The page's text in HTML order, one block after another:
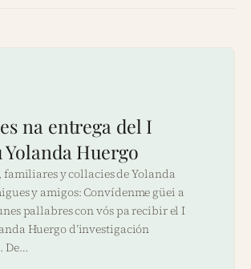
na entrega del I
Huergo
y collacies de Yolanda
y amigos: Convídenme güei a
pallabres con vós pa recibir el I
Huergo d’investigación
De…